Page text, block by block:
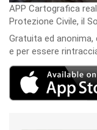
APP Cartografica
Protezione Civile, il
Gratuita ed
e per essere